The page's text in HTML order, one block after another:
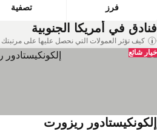
فرز تصفية
في أمريكا الجنوبية
كيف تؤثر العمولات التي نحصل عليها على مرتبتك
شائع
ريزورت